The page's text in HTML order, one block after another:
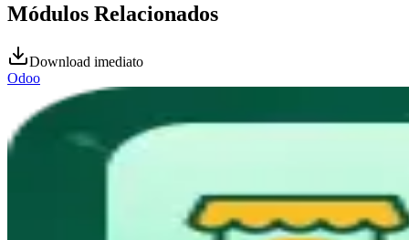
Módulos Relacionados
Download imediato
Odoo